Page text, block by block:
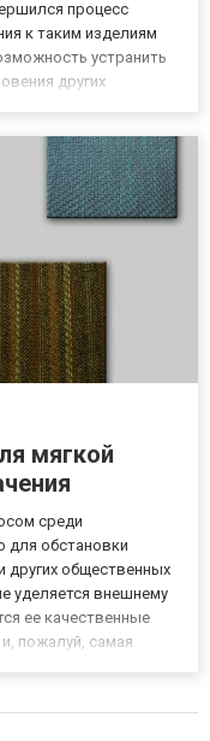
процесс
к таким изделиям
устранить
других
мягкой
среди
для обстановки
других общественных
уделяется внешнему
ее качественные
пожалуй, самая